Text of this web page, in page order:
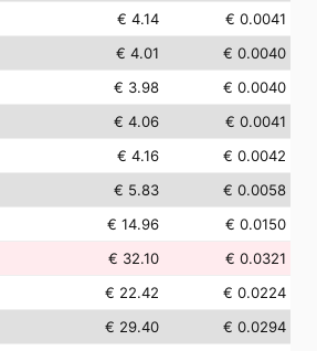
€ 4.14
€ 0.0041
€ 4.01
€ 0.0040
€ 3.98
€ 0.0040
€ 4.06
€ 0.0041
€ 4.16
€ 0.0042
€ 5.83
€ 0.0058
€ 14.96
€ 0.0150
€ 32.10
€ 0.0321
€ 22.42
€ 0.0224
€ 29.40
€ 0.0294